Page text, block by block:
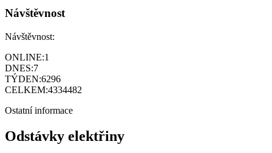
Návštěvnost
Návštěvnost:
ONLINE:1
DNES:7
TÝDEN:6296
CELKEM:4334482
Ostatní informace
Odstávky elektřiny